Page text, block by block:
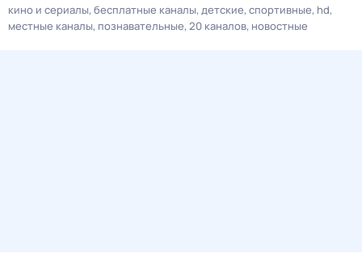
кино и сериалы бесплатные каналы детские спортивные hd
местные каналы познавательные 20 каналов новостные